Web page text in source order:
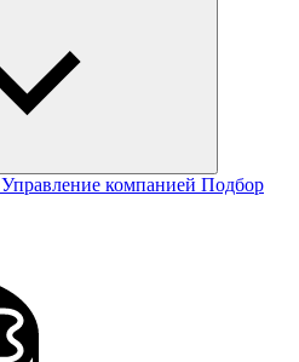
Управление компанией Подбор